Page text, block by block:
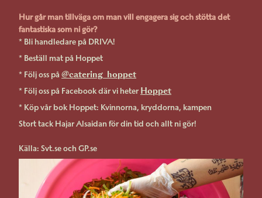
Hur går man tillväga om man vill engagera sig och stötta det
fantastiska som ni gör?
* Bli handledare på DRIVA!
* Beställ mat på Hoppet
* Följ oss på @catering_hoppet
* Följ oss på Facebook där vi heter Hoppet
* Köp vår bok Hoppet: Kvinnorna, kryddorna, kampen
Stort tack Hajar Alsaidan för din tid och allt ni gör!
Källa: Svt.se och GP.se